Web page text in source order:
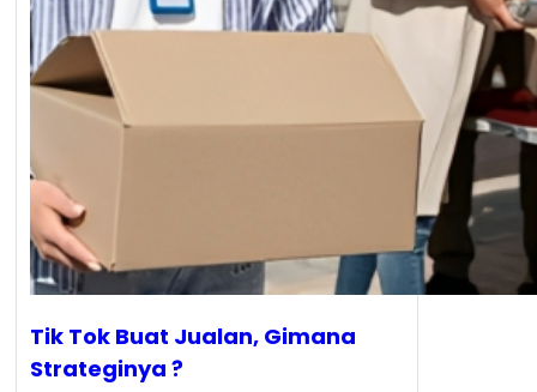
Tik Tok Buat Jualan, Gimana
Strateginya ?